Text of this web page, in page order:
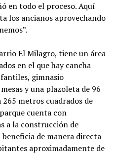
en todo el proceso. Aquí
los ancianos aprovechando
El Milagro, tiene un área
en el que hay cancha
gimnasio
y una plazoleta de 96
metros cuadrados de
cuenta con
a la construcción de
beneficia de manera directa
aproximadamente de